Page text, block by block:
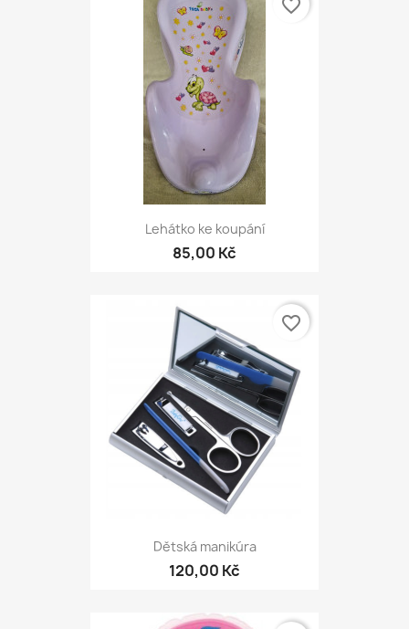
Lehátko ke koupání
85,00 Kč
favorite_border
Dětská manikúra
120,00 Kč
favorite_border